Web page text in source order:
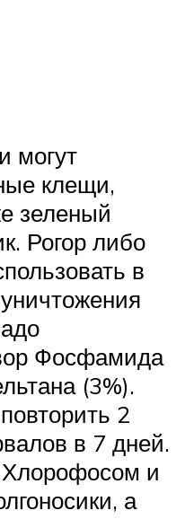
могут
клещи,
зеленый
Рогор либо
в
Фосфамида
(3%).
2
в 7 дней.
Хлорофосом и
а